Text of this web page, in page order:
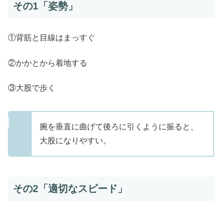
その1「姿勢」
①背筋と目線はまっすぐ
②かかとから着地する
③大股で歩く
腕を垂直に曲げて後ろに引くように振ると、
大股になりやすい。
その2「適切なスピード」